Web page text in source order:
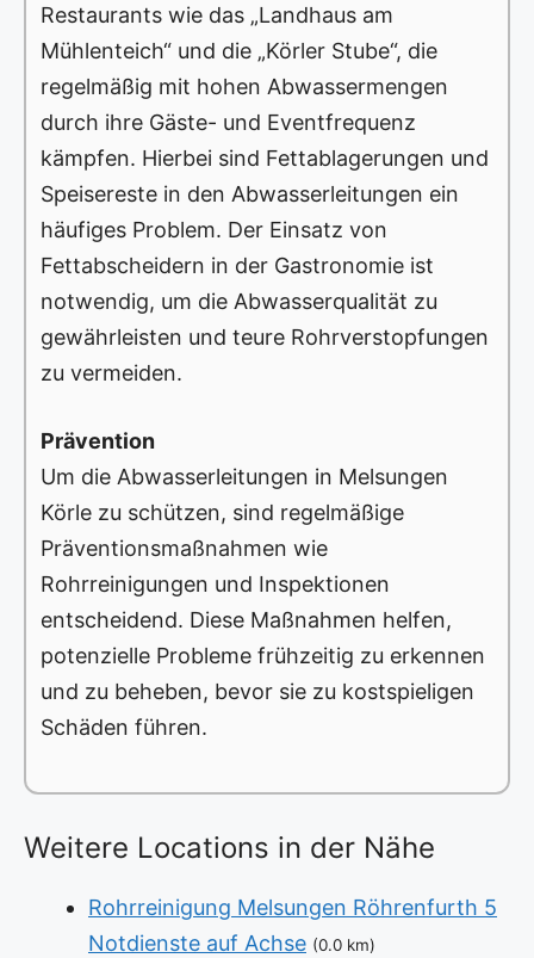
Restaurants wie das „Landhaus am
Mühlenteich“ und die „Körler Stube“, die
regelmäßig mit hohen Abwassermengen
durch ihre Gäste- und Eventfrequenz
kämpfen. Hierbei sind Fettablagerungen und
Speisereste in den Abwasserleitungen ein
häufiges Problem. Der Einsatz von
Fettabscheidern in der Gastronomie ist
notwendig, um die Abwasserqualität zu
gewährleisten und teure Rohrverstopfungen
zu vermeiden.
Prävention
Um die Abwasserleitungen in Melsungen
Körle zu schützen, sind regelmäßige
Präventionsmaßnahmen wie
Rohrreinigungen und Inspektionen
entscheidend. Diese Maßnahmen helfen,
potenzielle Probleme frühzeitig zu erkennen
und zu beheben, bevor sie zu kostspieligen
Schäden führen.
Weitere Locations in der Nähe
Rohrreinigung Melsungen Röhrenfurth 5
Notdienste auf Achse (0.0 km)